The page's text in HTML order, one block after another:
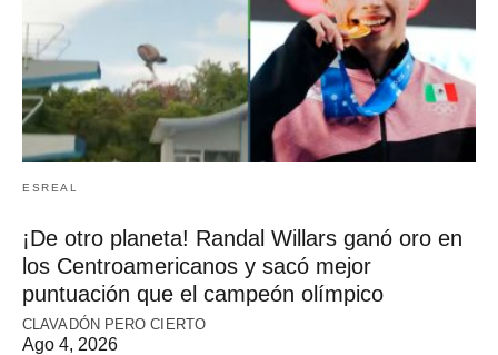
ESREAL
¡De otro planeta! Randal Willars ganó oro en
los Centroamericanos y sacó mejor
puntuación que el campeón olímpico
CLAVADÓN PERO CIERTO
Ago 4, 2026